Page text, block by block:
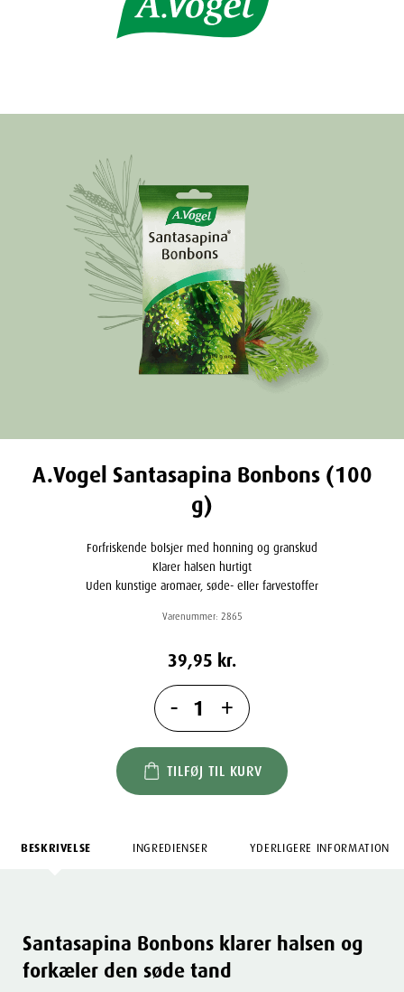
A.Vogel Santasapina Bonbons (100
g)
Forfriskende bolsjer med honning og granskud
Klarer halsen hurtigt
Uden kunstige aromaer, søde- eller farvestoffer
Varenummer: 2865
39,95 kr.
- +
TILFØJ TIL KURV
BESKRIVELSE INGREDIENSER YDERLIGERE INFORMATION
Santasapina Bonbons klarer halsen og
forkæler den søde tand